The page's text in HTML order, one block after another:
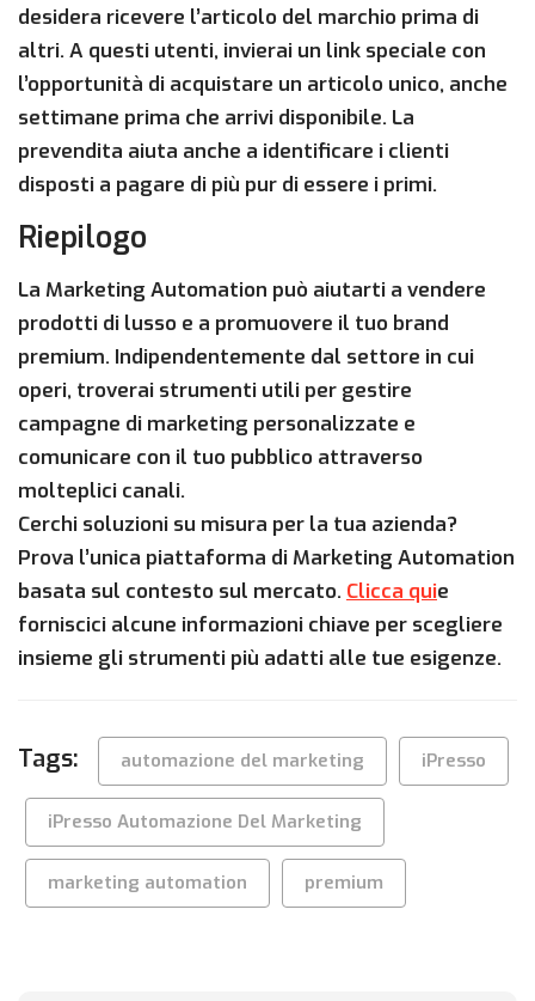
desidera ricevere l’articolo del marchio prima di
altri. A questi utenti, invierai un link speciale con
l’opportunità di acquistare un articolo unico, anche
settimane prima che arrivi disponibile. La
prevendita aiuta anche a identificare i clienti
disposti a pagare di più pur di essere i primi.
Riepilogo
La Marketing Automation può aiutarti a vendere
prodotti di lusso e a promuovere il tuo brand
premium. Indipendentemente dal settore in cui
operi, troverai strumenti utili per gestire
campagne di marketing personalizzate e
comunicare con il tuo pubblico attraverso
molteplici canali.
Cerchi soluzioni su misura per la tua azienda?
Prova l’unica piattaforma di Marketing Automation
basata sul contesto sul mercato. Clicca quie
forniscici alcune informazioni chiave per scegliere
insieme gli strumenti più adatti alle tue esigenze.
Tags: automazione del marketing iPresso
iPresso Automazione Del Marketing
marketing automation premium